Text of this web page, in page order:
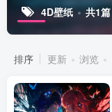
4D壁纸 共1篇
排序 更新 浏览